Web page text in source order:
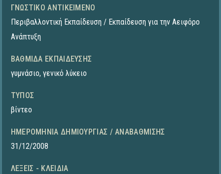
ΓΝΩΣΤΙΚΌ ΑΝΤΙΚΕΊΜΕΝΟ
Περιβαλλοντική Εκπαίδευση / Εκπαίδευση για την Αειφόρο
Ανάπτυξη
ΒΑΘΜΊΔΑ ΕΚΠΑΊΔΕΥΣΗΣ
γυμνάσιο, γενικό λύκειο
ΤΎΠΟΣ
βίντεο
ΗΜΕΡΟΜΗΝΊΑ ΔΗΜΙΟΥΡΓΊΑΣ / ΑΝΑΒΆΘΜΙΣΗΣ
31/12/2008
ΛΈΞΕΙΣ - ΚΛΕΙΔΙΆ